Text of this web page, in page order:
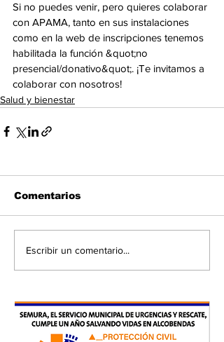
Si no puedes venir, pero quieres colaborar
con APAMA, tanto en sus instalaciones
como en la web de inscripciones tenemos
habilitada la función &quot;no
presencial/donativo&quot;. ¡Te invitamos a
colaborar con nosotros!
Salud y bienestar
Comentarios
Escribir un comentario...